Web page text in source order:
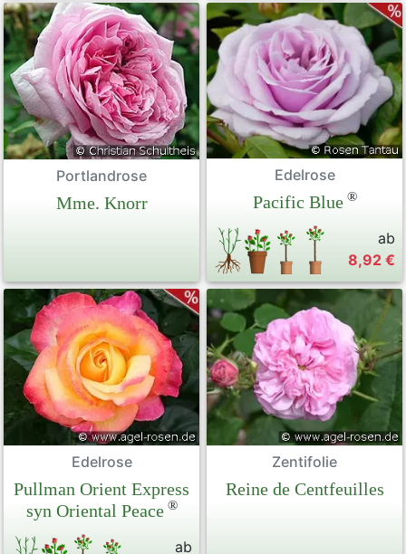
Portlandrose
Mme. Knorr
Edelrose
Pacific Blue ®
ab
8,92 €
Edelrose
Pullman Orient Express
syn Oriental Peace ®
ab
Zentifolie
Reine de Centfeuilles